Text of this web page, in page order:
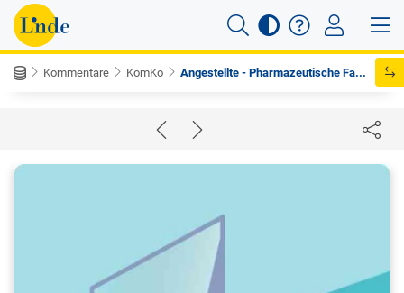
Kommentare KomKo Angestellte - Pharmazeutische Fa...